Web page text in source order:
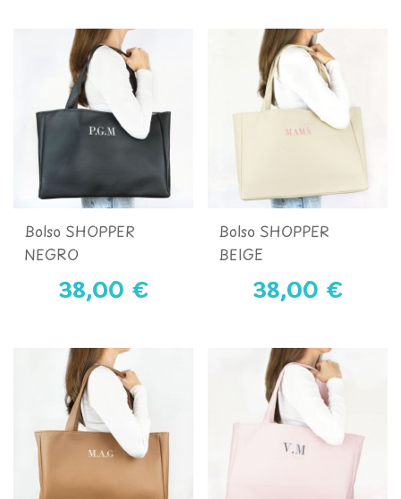
Bolso SHOPPER
NEGRO
38,00 €
Bolso SHOPPER
BEIGE
38,00 €